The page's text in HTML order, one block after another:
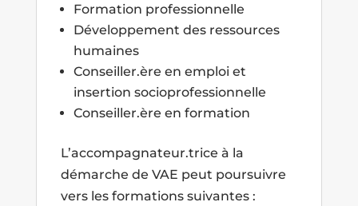
Formation professionnelle
Développement des ressources
humaines
Conseiller.ère en emploi et
insertion socioprofessionnelle
Conseiller.ère en formation
L’accompagnateur.trice à la
démarche de VAE peut poursuivre
vers les formations suivantes :